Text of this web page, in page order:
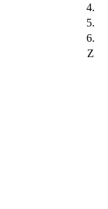
4.
5.
6.
Z